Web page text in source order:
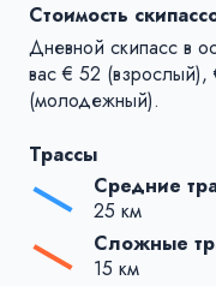
Стоимость
Дневной скипасс в
вас € 52
(молодежный).
Трассы
Средние
25 км
Сложные
15 км